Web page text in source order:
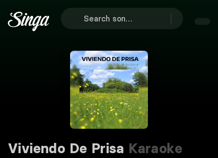
Viviendo De Prisa Karaoke